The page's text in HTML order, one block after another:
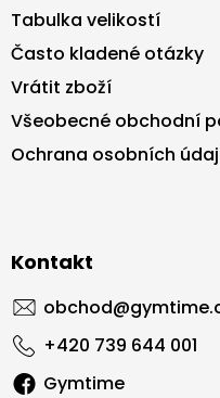
Tabulka velikostí
Často kladené otázky
Vrátit zboží
Všeobecné obchodní
Ochrana osobních
Kontakt
obchod@
+420 739 644 001
Gymtime